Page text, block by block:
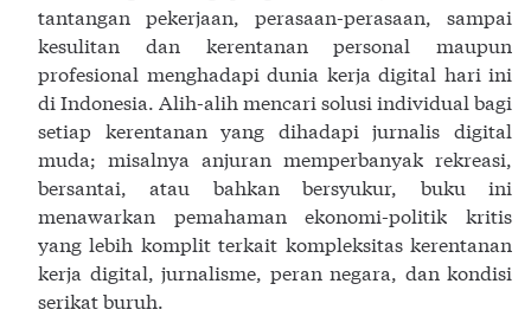
tantangan pekerjaan, perasaan-perasaan, sampai
kesulitan dan kerentanan personal maupun
profesional menghadapi dunia kerja digital hari ini
di Indonesia. Alih-alih mencari solusi individual bagi
setiap kerentanan yang dihadapi jurnalis digital
muda; misalnya anjuran memperbanyak rekreasi,
bersantai, atau bahkan bersyukur, buku ini
menawarkan pemahaman ekonomi-politik kritis
yang lebih komplit terkait kompleksitas kerentanan
kerja digital, jurnalisme, peran negara, dan kondisi
serikat buruh.